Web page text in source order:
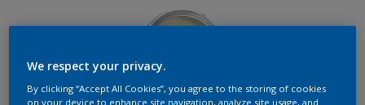
We respect your privacy.
By clicking “Accept All Cookies”, you agree to the storing of cookies
on your device to enhance site navigation, analyze site usage, and